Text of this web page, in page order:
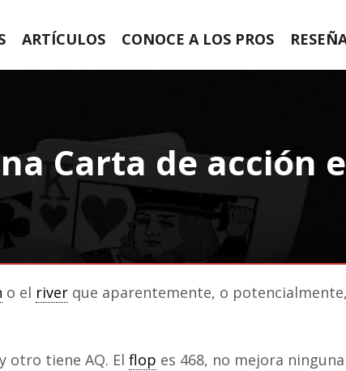
ARTÍCULOS CONOCE A LOS PROS
Carta de acción
o el river que aparentemente, o
otro tiene AQ. El flop es 468, no mejora